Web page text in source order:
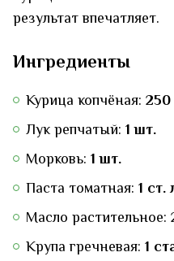
результат впечатляет.
Ингредиенты
Курица копчёная:
Лук репчатый: 1 шт.
Морковь: 1 шт.
Паста томатная: 1 ст.
Масло растительное:
Крупа гречневая: 1